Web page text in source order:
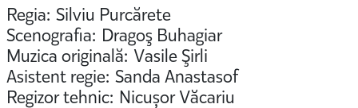
Regia: Silviu Purcărete
Scenografia: Dragoş Buhagiar
Muzica originală: Vasile Şirli
Asistent regie: Sanda Anastasof
Regizor tehnic: Nicușor Văcariu